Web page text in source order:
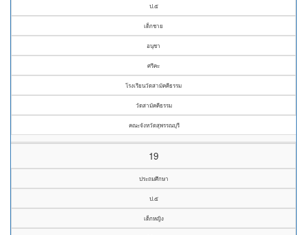
ป.๕
เด็กชาย
อนุชา
ศรีคะ
โรงเรียนวัดสามัคคีธรรม
วัดสามัคคีธรรม
คณะจังหวัดสุพรรณบุรี
19
ประถมศึกษา
ป.๕
เด็กหญิง